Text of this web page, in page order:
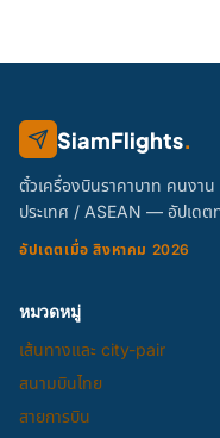
SiamFlights.
ตั๋วเครื่องบินราคาบาท คนง
ประเทศ / ASEAN — อัปเดต
อัปเดตเมื่อ สิงหาคม 2026
หมวดหมู่
เส้นทางและ city-pair
สนามบินไทย
สายการบิน